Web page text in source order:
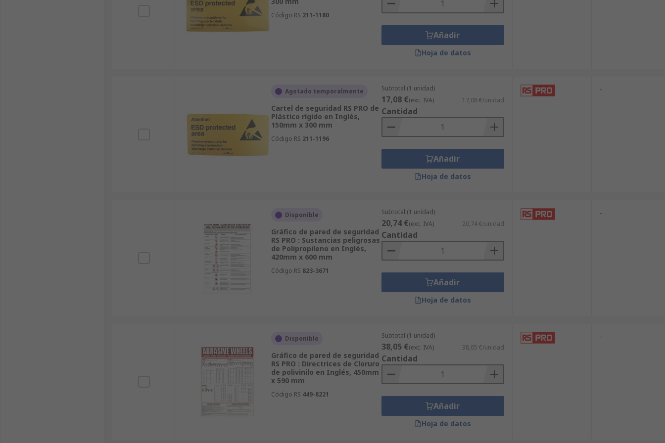
Código RS 211-1180
Añadir
Hoja de datos
Agotado temporalmente
Cartel de seguridad RS PRO de
Plástico rígido en Inglés,
150mm x 300 mm
Código RS 211-1196
Subtotal (1 unidad)
17,08 €(exc. IVA) 17,08 €/unidad
Cantidad
Añadir
Hoja de datos
-
Disponible
Gráfico de pared de seguridad
RS PRO : Sustancias peligrosas
de Polipropileno en Inglés,
420mm x 600 mm
Código RS 823-3671
Subtotal (1 unidad)
20,74 €(exc. IVA) 20,74 €/unidad
Cantidad
Añadir
Hoja de datos
-
Disponible
Gráfico de pared de seguridad
RS PRO : Directrices de Cloruro
de polivinilo en Inglés, 450mm
x 590 mm
Código RS 449-8221
Subtotal (1 unidad)
38,05 €(exc. IVA) 38,05 €/unidad
Cantidad
Añadir
Hoja de datos
-